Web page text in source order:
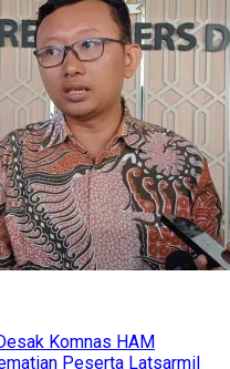
Komnas HAM
Peserta Latsarmil